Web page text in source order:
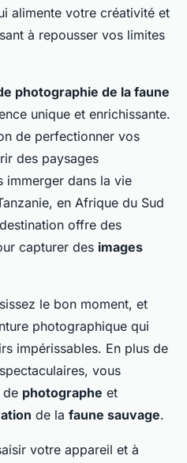
alimente votre créativité et
à repousser vos limites
photographie de la faune
unique et enrichissante.
de perfectionner vos
des paysages
immerger dans la vie
en Afrique du Sud
offre des
capturer des images
le bon moment, et
photographique qui
impérissables. En plus de
spectaculaires, vous
de photographe et
de la faune sauvage.
votre appareil et à